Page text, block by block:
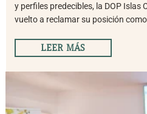
y perfiles predecibles, la DOP Islas
vuelto a reclamar su posición
LEER MÁS